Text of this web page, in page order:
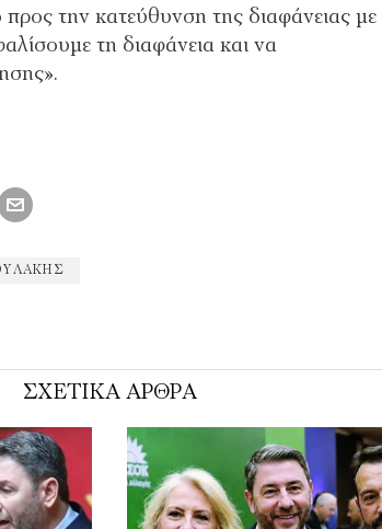
την κατεύθυνση της διαφάνειας με
τη διαφάνεια και να
ΣΧΕΤΙΚΑ ΑΡΘΡΑ